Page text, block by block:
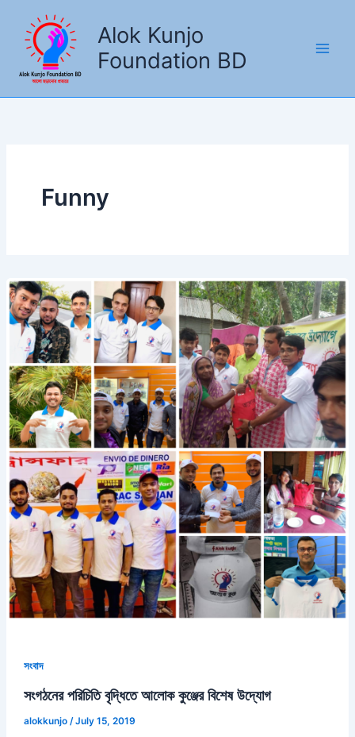
content
Alok Kunjo
Foundation BD
Funny
সংবাদ
সংগঠনের পরিচিতি বৃদ্ধিতে আলোক কুঞ্জের বিশেষ উদ্যোগ
alokkunjo /July 15, 2019